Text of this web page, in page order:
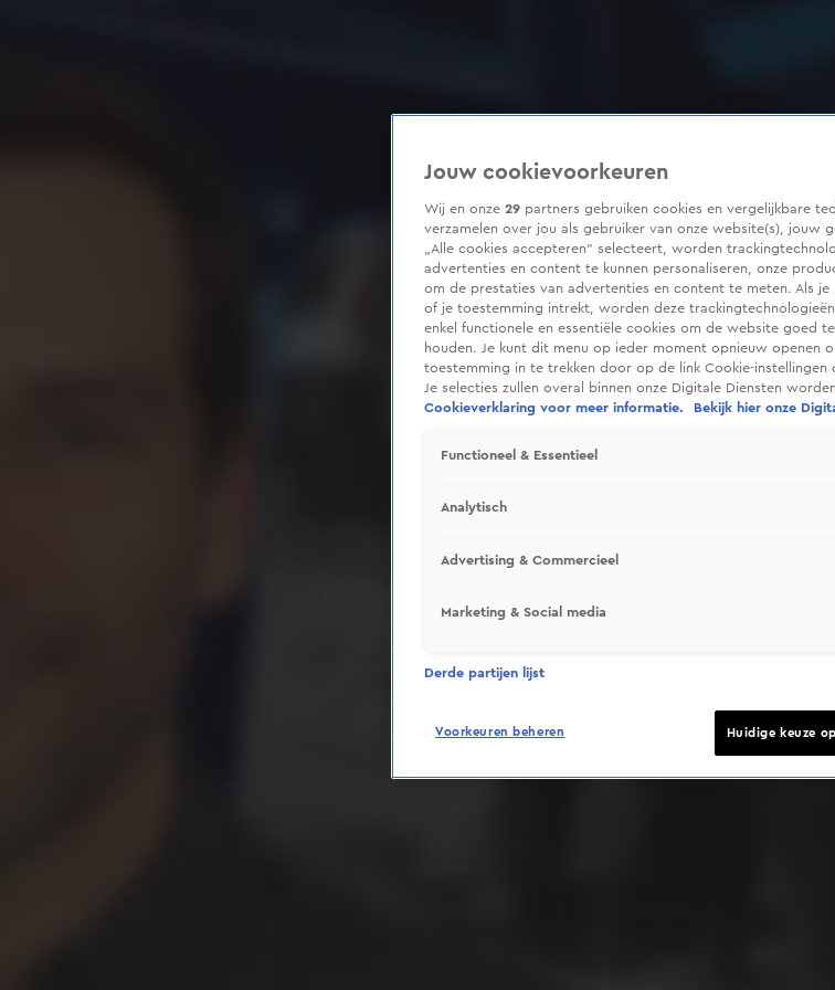
Deze video is niet beschikbaar op je
Jouw cookievoorkeuren
Wij en onze 29 partners gebruiken cookies en vergelijkbare
verzamelen over jou als gebruiker van onze website(s), jouw
„Alle cookies accepteren” selecteert, worden
advertenties en content te kunnen personaliseren, onze
om de prestaties van advertenties en content te meten. Als je
of je toestemming intrekt, worden deze
enkel functionele en essentiële cookies om de website goed
houden. Je kunt dit menu op ieder moment opnieuw openen
toestemming in te trekken door op de link Cookie-instellingen
Je selecties zullen overal binnen onze Digitale Diensten
Cookieverklaring voor meer informatie.
Bekijk hier onze
Functioneel & Essentieel
Analytisch
Advertising & Commercieel
Marketing & Social media
Derde partijen lijst
Voorkeuren beheren Huidige keuze